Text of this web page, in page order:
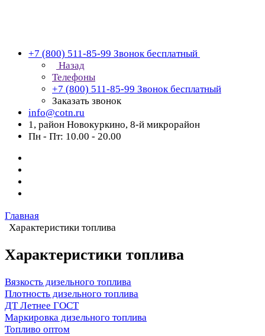
+7 (800) 511-85-99 Звонок бесплатный
Назад
Телефоны
+7 (800) 511-85-99 Звонок бесплатный
Заказать звонок
info@cotn.ru
1, район Новокуркино, 8-й микрорайон
Пн - Пт: 10.00 - 20.00
Главная
Характеристики топлива
Характеристики топлива
Вязкость дизельного топлива
Плотность дизельного топлива
ДТ Летнее ГОСТ
Маркировка дизельного топлива
Топливо оптом